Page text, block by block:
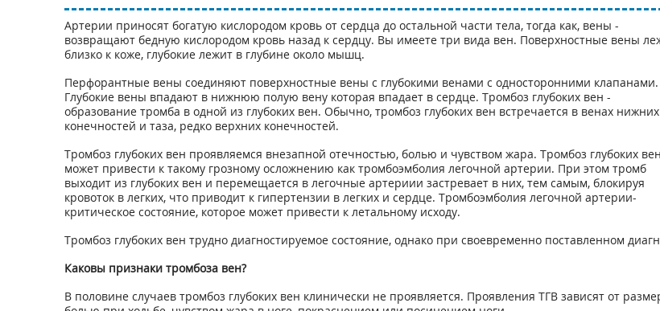
Артерии приносят богатую кислородом кровь от сердца до остальной части тела, тогда как, вены -
возвращают бедную кислородом кровь назад к сердцу. Вы имеете три вида вен. Поверхностные вены
близко к коже, глубокие лежит в глубине около мышц.
Перфорантные вены соединяют поверхностные вены с глубокими венами с односторонними клапанами.
Глубокие вены впадают в нижнюю полую вену которая впадает в сердце. Тромбоз глубоких вен -
образование тромба в одной из глубоких вен. Обычно, тромбоз глубоких вен встречается в венах нижних
конечностей и таза, редко верхних конечностей.
Тромбоз глубоких вен проявляемся внезапной отечностью, болью и чувством жара. Тромбоз глубоких вен
может привести к такому грозному осложнению как тромбоэмболия легочной артерии. При этом тромб
выходит из глубоких вен и перемещается в легочные артериии застревает в них, тем самым, блокируя
кровоток в легких, что приводит к гипертензии в легких и сердце. Тромбоэмболия легочной артерии-
критическое состояние, которое может привести к летальному исходу.
Тромбоз глубоких вен трудно диагностируемое состояние, однако при своевременно поставленном
Каковы признаки тромбоза вен?
В половине случаев тромбоз глубоких вен клинически не проявляется. Проявления ТГВ зависят от